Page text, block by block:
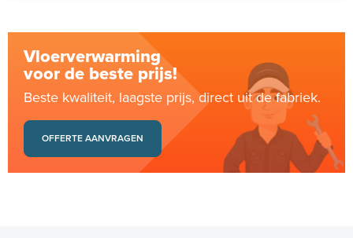
Vloerverwarming
voor de beste prijs!
Beste kwaliteit, laagste prijs, direct uit de fabriek.
OFFERTE AANVRAGEN